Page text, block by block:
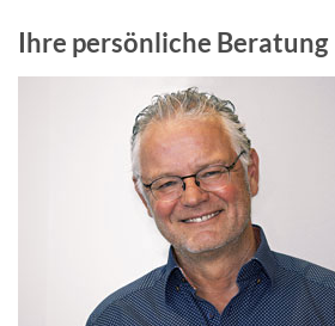
Ihre persönliche Beratung